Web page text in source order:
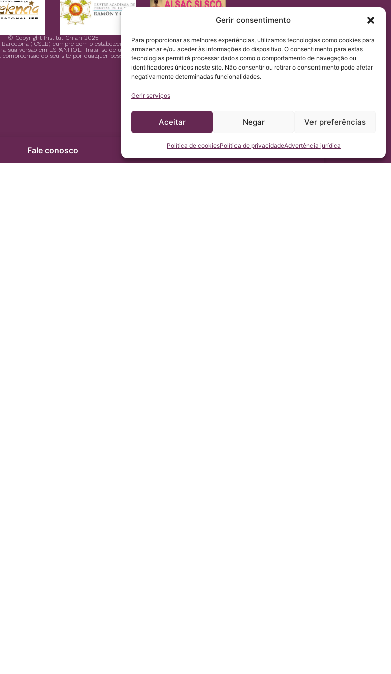
Gerir consentimento
Para proporcionar as melhores experiências, utilizamos tecnologias como cookies para
armazenar e/ou aceder às informações do dispositivo. O consentimento para estas
tecnologias permitirá processar dados como o comportamento de navegação ou
identificadores únicos neste site. Não consentir ou retirar o consentimento pode afetar
negativamente determinadas funcionalidades.
Gerir serviços
Aceitar Negar Ver preferências
Política de cookiesPolítica de privacidadeAdvertência jurídica
© Copyright Institut Chiari 2025
(ICSEB) cumpre com o estabelecido no Regulamento UE 2016/679 (RGPD).
versão em ESPANHOL. Trata-se de uma cortesia do Institut Chiari & Siringomielia & Escoliosis de Barcelona,
do seu site por qualquer pessoa que queira acessa-lo.
Fale conosco